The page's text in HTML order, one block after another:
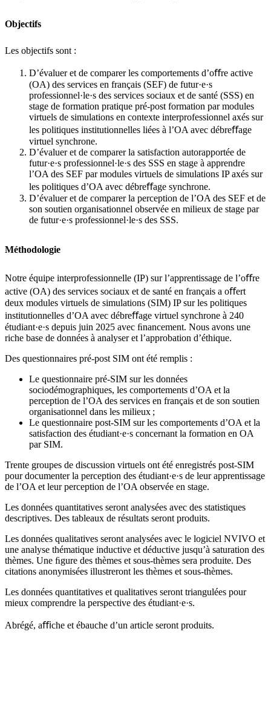
Objectifs
Les objectifs sont :
D’évaluer et de comparer les comportements d’oﬀre active
(OA) des services en français (SEF) de futur·e·s
professionnel·le·s des services sociaux et de santé (SSS) en
stage de formation pratique pré-post formation par modules
virtuels de simulations en contexte interprofessionnel axés sur
les politiques institutionnelles liées à l’OA avec débreﬀage
virtuel synchrone.
D’évaluer et de comparer la satisfaction autorapportée de
futur·e·s professionnel·le·s des SSS en stage à apprendre
l’OA des SEF par modules virtuels de simulations IP axés sur
les politiques d’OA avec débreﬀage synchrone.
D’évaluer et de comparer la perception de l’OA des SEF et de
son soutien organisationnel observée en milieux de stage par
de futur·e·s professionnel·le·s des SSS.
Méthodologie
Notre équipe interprofessionnelle (IP) sur l’apprentissage de l’oﬀre
active (OA) des services sociaux et de santé en français a oﬀert
deux modules virtuels de simulations (SIM) IP sur les politiques
institutionnelles d’OA avec débreﬀage virtuel synchrone à 240
étudiant·e·s depuis juin 2025 avec ﬁnancement. Nous avons une
riche base de données à analyser et l’approbation d’éthique.
Des questionnaires pré-post SIM ont été remplis :
Le questionnaire pré-SIM sur les données
sociodémographiques, les comportements d’OA et la
perception de l’OA des services en français et de son soutien
organisationnel dans les milieux ;
Le questionnaire post-SIM sur les comportements d’OA et la
satisfaction des étudiant·e·s concernant la formation en OA
par SIM.
Trente groupes de discussion virtuels ont été enregistrés post-SIM
pour documenter la perception des étudiant·e·s de leur apprentissage
de l’OA et leur perception de l’OA observée en stage.
Les données quantitatives seront analysées avec des statistiques
descriptives. Des tableaux de résultats seront produits.
Les données qualitatives seront analysées avec le logiciel NVIVO et
une analyse thématique inductive et déductive jusqu’à saturation des
thèmes. Une ﬁgure des thèmes et sous-thèmes sera produite. Des
citations anonymisées illustreront les thèmes et sous-thèmes.
Les données quantitatives et qualitatives seront triangulées pour
mieux comprendre la perspective des étudiant·e·s.
Abrégé, aﬃche et ébauche d’un article seront produits.